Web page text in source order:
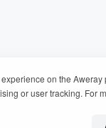
on the
or user tracking. For